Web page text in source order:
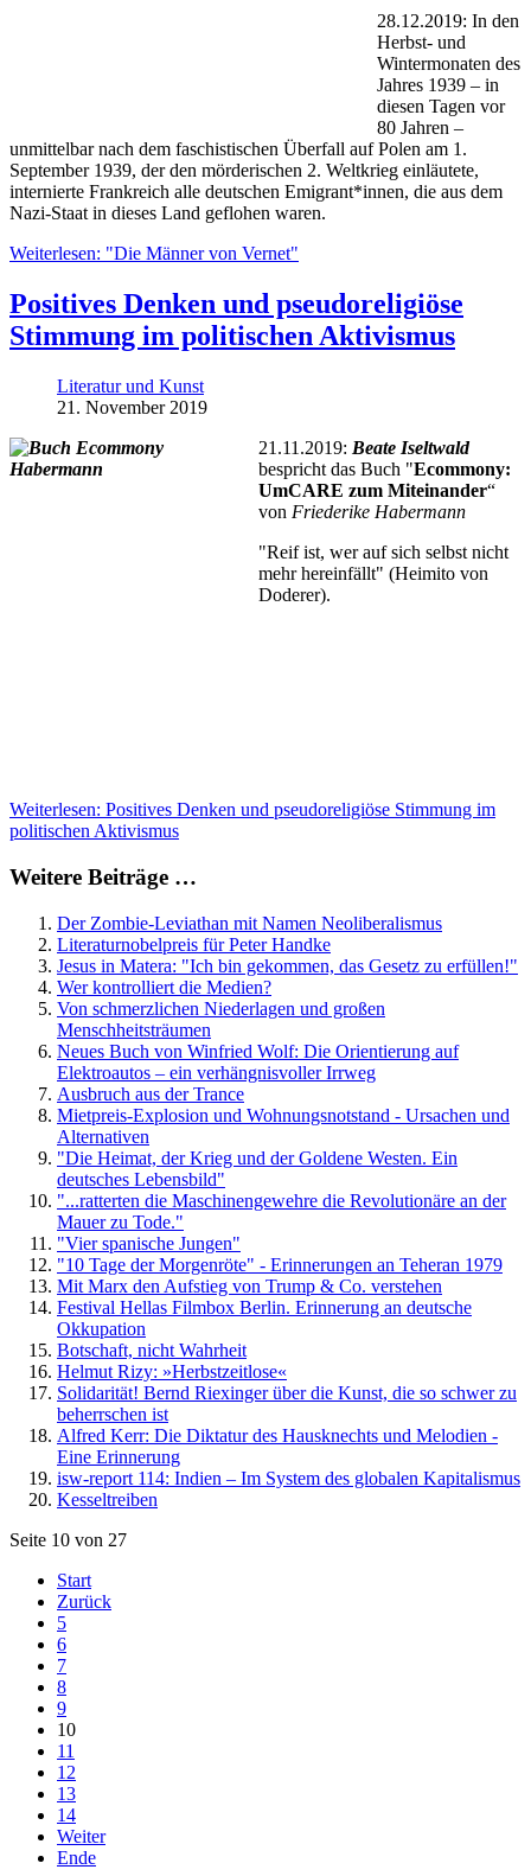
28.12.2019: In den
Herbst- und
Wintermonaten des
Jahres 1939 – in
diesen Tagen vor
80 Jahren –
unmittelbar nach dem faschistischen Überfall auf Polen am 1.
September 1939, der den mörderischen 2. Weltkrieg einläutete,
internierte Frankreich alle deutschen Emigrant*innen, die aus dem
Nazi-Staat in dieses Land geflohen waren.
Weiterlesen: "Die Männer von Vernet"
Positives Denken und pseudoreligiöse
Stimmung im politischen Aktivismus
Literatur und Kunst
21. November 2019
21.11.2019: Beate Iseltwald
bespricht das Buch "Ecommony:
UmCARE zum Miteinander“
von Friederike Habermann
"Reif ist, wer auf sich selbst nicht
mehr hereinfällt" (Heimito von
Doderer).
Weiterlesen: Positives Denken und pseudoreligiöse Stimmung im
politischen Aktivismus
Weitere Beiträge …
Der Zombie-Leviathan mit Namen Neoliberalismus
Literaturnobelpreis für Peter Handke
Jesus in Matera: "Ich bin gekommen, das Gesetz zu erfüllen!"
Wer kontrolliert die Medien?
Von schmerzlichen Niederlagen und großen
Menschheitsträumen
Neues Buch von Winfried Wolf: Die Orientierung auf
Elektroautos – ein verhängnisvoller Irrweg
Ausbruch aus der Trance
Mietpreis-Explosion und Wohnungsnotstand - Ursachen und
Alternativen
"Die Heimat, der Krieg und der Goldene Westen. Ein
deutsches Lebensbild"
"...ratterten die Maschinengewehre die Revolutionäre an der
Mauer zu Tode."
"Vier spanische Jungen"
"10 Tage der Morgenröte" - Erinnerungen an Teheran 1979
Mit Marx den Aufstieg von Trump & Co. verstehen
Festival Hellas Filmbox Berlin. Erinnerung an deutsche
Okkupation
Botschaft, nicht Wahrheit
Helmut Rizy: »Herbstzeitlose«
Solidarität! Bernd Riexinger über die Kunst, die so schwer zu
beherrschen ist
Alfred Kerr: Die Diktatur des Hausknechts und Melodien -
Eine Erinnerung
isw-report 114: Indien – Im System des globalen Kapitalismus
Kesseltreiben
Seite 10 von 27
Start
Zurück
5
6
7
8
9
10
11
12
13
14
Weiter
Ende